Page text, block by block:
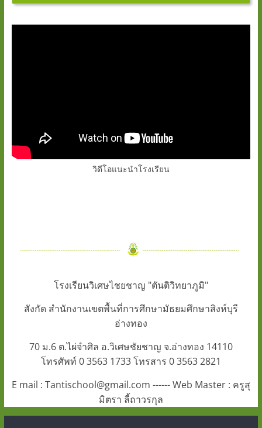
วิดีโอแนะนำโรงเรียน
โรงเรียนวิเศษไชยชาญ "ตันติวิทยาภูมิ"
สังกัด สำนักงานเขตพื้นที่การศึกษามัธยมศึกษาสิงห์บุรี
อ่างทอง
70 ม.6 ต.ไผ่จำศิล อ.วิเศษชัยชาญ จ.อ่างทอง 14110
โทรศัพท์ 0 3563 1733 โทรสาร 0 3563 2821
E mail : Tantischool@gmail.com ------ Web Master : ครูสุ
มิตรา ลี้ถาวรกุล